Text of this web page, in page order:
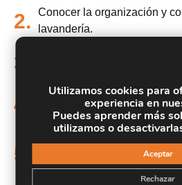
2.
Conocer la organización y
lavandería.
3.
4.
Aprender a almacenar
de lavandería.
5.
Capacitar al alumno para
administrativas y la gestión
servicio de lavandería.
Utilizamos cookies para
experiencia en
Puedes aprender más
utilizamos o
Aceptar
Rechazar